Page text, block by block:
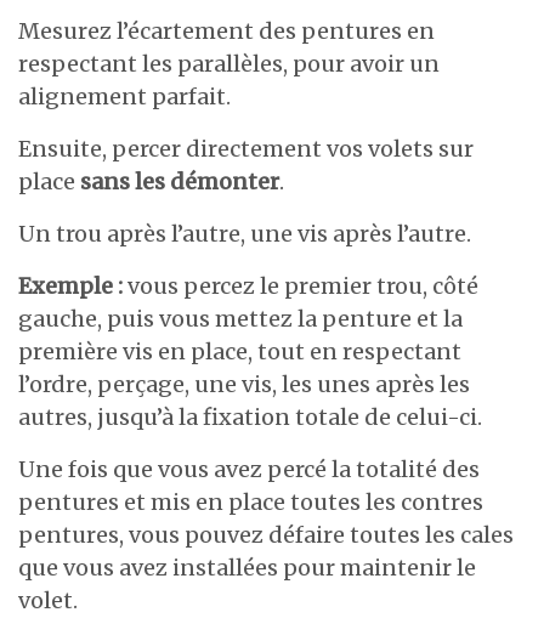
Mesurez l’écartement des pentures en
respectant les parallèles, pour avoir un
alignement parfait.
Ensuite, percer directement vos volets sur
place sans les démonter.
Un trou après l’autre, une vis après l’autre.
Exemple :vous percez le premier trou, côté
gauche, puis vous mettez la penture et la
première vis en place, tout en respectant
l’ordre, perçage, une vis, les unes après les
autres, jusqu’à la fixation totale de celui-ci.
Une fois que vous avez percé la totalité des
pentures et mis en place toutes les contres
pentures, vous pouvez défaire toutes les cales
que vous avez installées pour maintenir le
volet.